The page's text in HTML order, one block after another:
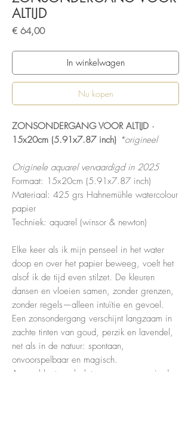
ALTIJD
€ 64,00Prijs
In winkelwagen
Nu kopen
ZONSONDERGANG VOOR ALTIJD ·
15x20cm (5.91x7.87 inch) *origineel
Originele aquarel vervaardigd in 2025
Formaat: 15x20cm (5.91x7.87 inch)
Materiaal: 425 grs Hahnemühle watercolour
papier
Techniek: aquarel (winsor & newton)
Elke keer als ik mijn penseel in het water
doop en over het papier beweeg, voelt het
alsof ik de tijd even stilzet. De kleuren
dansen en vloeien samen, zonder grenzen,
zonder regels—alleen intuïtie en gevoel.
Een zonsondergang verschijnt langzaam in
zachte tinten van goud, perzik en lavendel,
net als in de natuur: spontaan,
onvoorspelbaar en magisch.
Aquarel laat me loslaten en meegaan in de